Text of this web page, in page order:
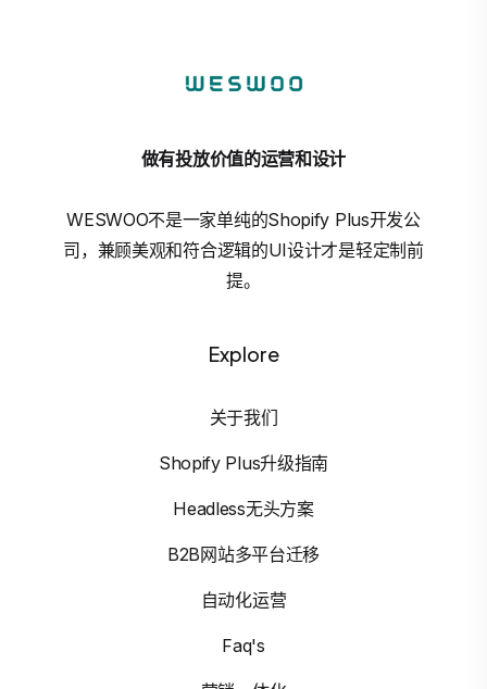
做有投放价值的运营和设计
WESWOO不是一家单纯的Shopify Plus开发公
司，兼顾美观和符合逻辑的UI设计才是轻定制前
提。
Explore
关于我们
Shopify Plus升级指南
Headless无头方案
B2B网站多平台迁移
自动化运营
Faq's